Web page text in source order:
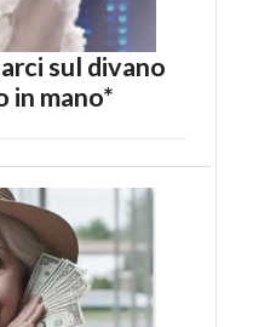
sul divano
in mano*